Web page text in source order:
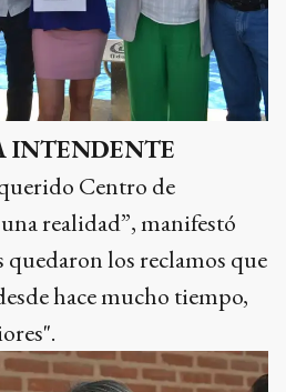
INTENDENTE
Centro de
realidad”, manifestó
quedaron los reclamos que
hace mucho tiempo,